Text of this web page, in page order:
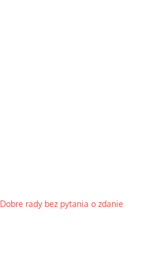
Dobre rady bez pytania o zdanie